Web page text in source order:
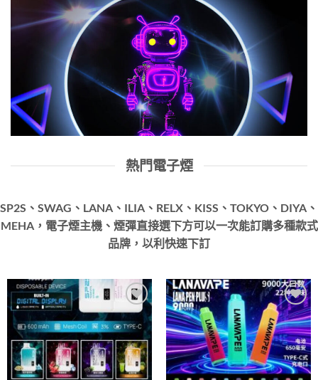
熱門電子煙
SP2S、SWAG、LANA、ILIA、RELX、KISS、TOKYO、DIYA、
MEHA，電子煙主機、煙彈直接選下方可以一次能訂購多種款式
品牌，以利快速下訂
Add to
wishlist
Add to
wishlist